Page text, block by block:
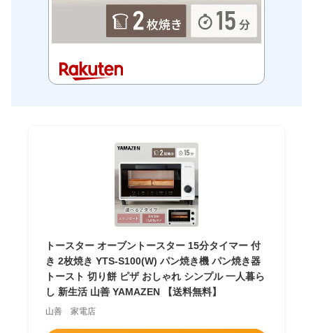
トースター オーブントースター 15分タイマー 付
き 2枚焼き YTS-S100(W) パン焼き機 パン焼き器
トースト 切り餅 ピザ おしゃれ シンプル 一人暮ら
し 新生活 山善 YAMAZEN 【送料無料】
山善 家電店